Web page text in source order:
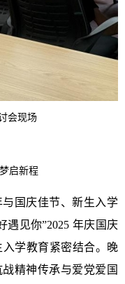
会现场
启新程
国庆佳节、新生入学
遇见你”2025 年庆国庆
学教育紧密结合。晚
精神传承与爱党爱国